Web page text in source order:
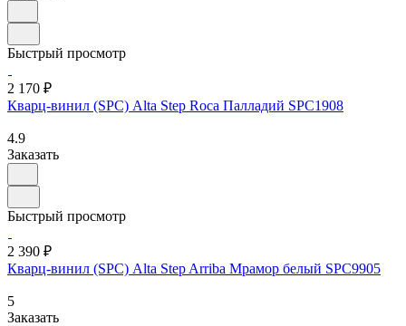
Быстрый просмотр
2 170 ₽
Кварц-винил (SPC) Alta Step Roca Палладий SPC1908
4.9
Заказать
Быстрый просмотр
2 390 ₽
Кварц-винил (SPC) Alta Step Arriba Мрамор белый SPC9905
5
Заказать